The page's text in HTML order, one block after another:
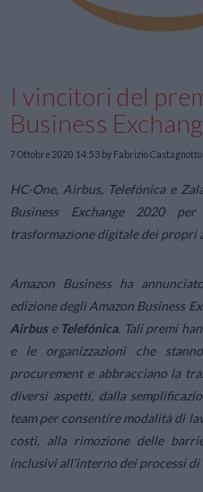
I vincitori del
Business
7 Ottobre 2020 14:53 by Fabrizio Castagnotto
HC-One, Airbus, Telefónica e
Business Exchange 2020
trasformazione digitale dei propri
Amazon Business ha
edizione degli Amazon Business
Airbuse Telefónica. Tali premi
e le organizzazioni che
procurement e abbracciano la
diversi aspetti, dalla
team per consentire modalità di
costi, alla rimozione delle
inclusivi all’interno dei processi di